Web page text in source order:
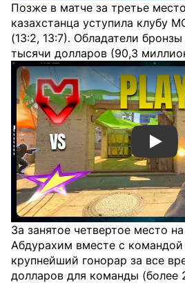
Позже в матче за третье
казахстанца уступила клубу
(13:2, 13:7). Обладатели
тысячи долларов (90,3
За занятое четвертое место
Абдурахим вместе с
крупнейший гонорар за все
долларов для команды (более